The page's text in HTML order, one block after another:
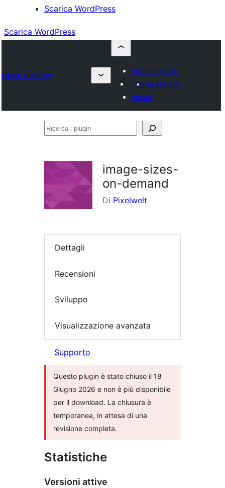
Scarica WordPress
Scarica WordPress
Plugin Directory
Invia un plugin
I miei preferiti
Accedi
Ricerca
image-sizes-
on-demand
Di Pixelwelt
Dettagli
Recensioni
Sviluppo
Visualizzazione avanzata
Supporto
Questo plugin è stato chiuso il 18
Giugno 2026 e non è più disponibile
per il download. La chiusura è
temporanea, in attesa di una
revisione completa.
Statistiche
Versioni attive